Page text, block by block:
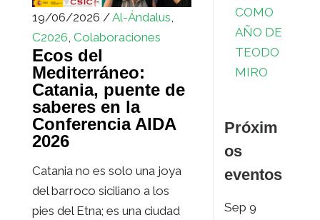
19/06/2026 /Al-Ándalus
C2026 Colaboraciones
Ecos del
Mediterráneo:
Catania, puente de
saberes en la
Conferencia AIDA
2026
Catania no es solo una joya
del barroco siciliano a los
pies del Etna; es una ciudad
COMO
AÑO DE
TEODO
MIRO
Próxim
os
eventos
Sep9